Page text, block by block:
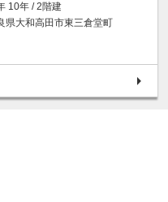
10年 / 2階建
県大和高田市東三倉堂町